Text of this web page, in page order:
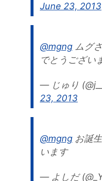
June 23, 2013
@mgngムグ
でとうござい
— じゅり
23, 2013
@mgngお誕
います
— よしだ